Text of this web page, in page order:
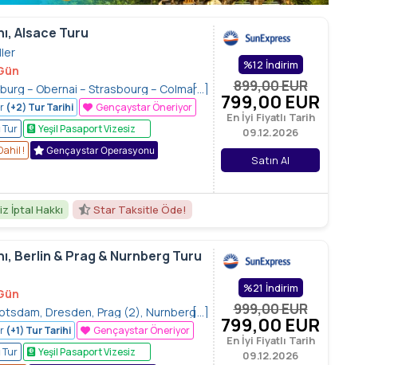
Alsace Turu
– Obernai – Strasbourg – Colmar[…]
(+2) Tur Tarihi
Gençaystar Öneriyor
Tur
Yeşil Pasaport Vizesiz
!
Gençaystar Operasyonu
%12 İndirim
899,00EUR
799,00 EUR
En İyi Fiyatlı Tarih
09.12.2026
Satın Al
İptal Hakkı Star Taksitle Öde!
Berlin & Prag & Nurnberg Turu
Dresden, Prag (2), Nurnberg
Ob Der Toubere
[…]
(+1) Tur Tarihi
Gençaystar Öneriyor
Tur
Yeşil Pasaport Vizesiz
%21 İndirim
999,00EUR
799,00 EUR
En İyi Fiyatlı Tarih
09.12.2026